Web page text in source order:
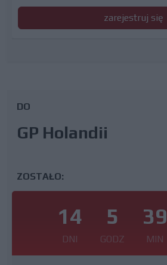
zarejestruj się
DO
GP Holandii
ZOSTAŁO:
14
DNI
5
GODZ
39
MIN